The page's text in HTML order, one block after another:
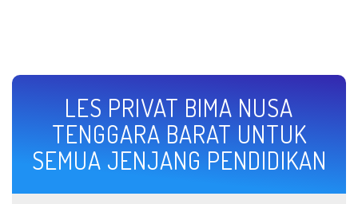
LES PRIVAT BIMA NUSA
TENGGARA BARAT UNTUK
SEMUA JENJANG PENDIDIKAN